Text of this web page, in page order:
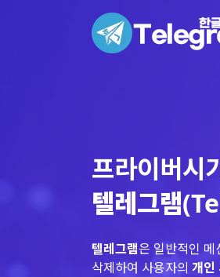
프라이버시
텔레그램
텔레그램은 일반적인
삭제하여 사용자의 개인